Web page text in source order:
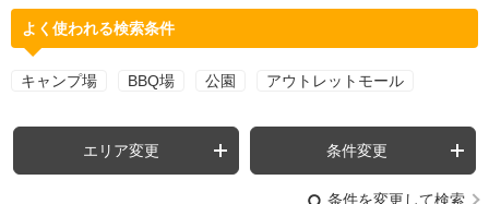
よく使われる検索条件
キャンプ場 BBQ場 公園 アウトレットモール
エリア変更 条件変更
条件を変更して検索